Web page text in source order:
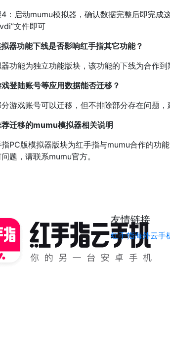
启动mumu模拟器，确认数据完整后即完成
文件即可
功能下线是否影响红手指其它功能？
能为独立功能版块，该功能的下线为合作到
陆账号等应用数据能否迁移？
戏账号可以迁移，但不排除部分存在问题，
移的mumu模拟器相关说明
版模拟器版块为红手指与mumu合作的功能
题，请联系mumu官方。
友情链接
红手指海外云手